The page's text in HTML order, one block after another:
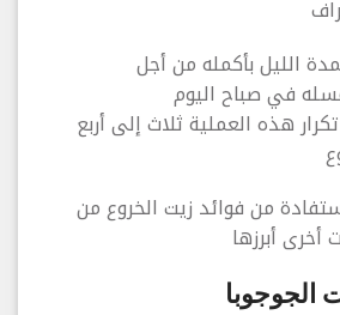
في صباح اليوم
هذه العملية ثلاث إلى أربع
من فوائد زيت الخروع من